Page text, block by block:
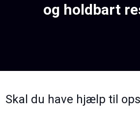
og holdbart
Skal du have hjælp til